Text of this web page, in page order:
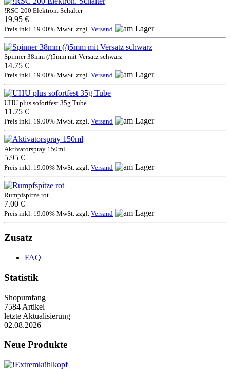
!RSC 200 Elektron. Schalter
19.95 €
Preis inkl. 19.00% MwSt. zzgl. Versand
Spinner 38mm (/)5mm mit Versatz schwarz
14.75 €
Preis inkl. 19.00% MwSt. zzgl. Versand
UHU plus sofortfest 35g Tube
11.75 €
Preis inkl. 19.00% MwSt. zzgl. Versand
Aktivatorspray 150ml
5.95 €
Preis inkl. 19.00% MwSt. zzgl. Versand
Rumpfspitze rot
7.00 €
Preis inkl. 19.00% MwSt. zzgl. Versand
Zusatz
FAQ
Statistik
Shopumfang
7584 Artikel
letzte Aktualisierung
02.08.2026
Neue Produkte